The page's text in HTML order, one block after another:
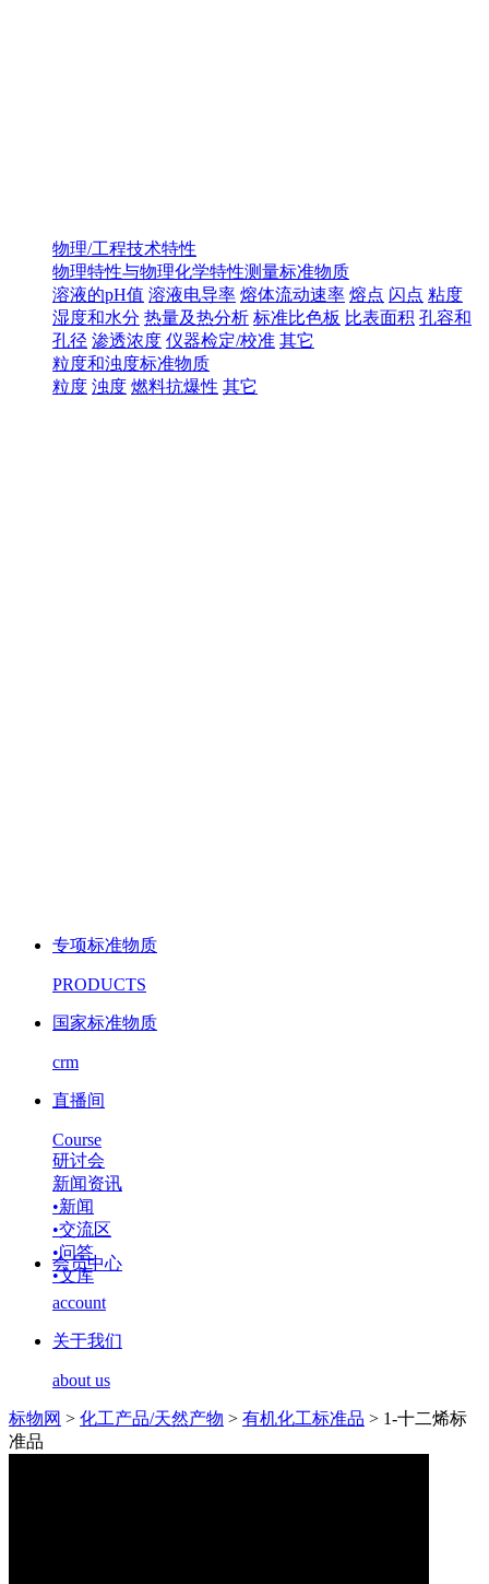
物理/工程技术特性
物理特性与物理化学特性测量标准物质
溶液的pH值 溶液电导率 熔体流动速率 熔点 闪点 粘度
湿度和水分 热量及热分析 标准比色板 比表面积 孔容和
孔径 渗透浓度 仪器检定/校准 其它
粒度和浊度标准物质
粒度 浊度 燃料抗爆性 其它
专项标准物质
PRODUCTS
国家标准物质
crm
直播间
Course
研讨会
新闻资讯
•新闻
•交流区
•问答
•文库
会员中心
account
关于我们
about us
标物网 > 化工产品/天然产物 > 有机化工标准品 > 1-十二烯标
准品